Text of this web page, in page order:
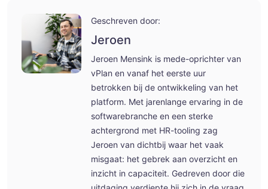
Geschreven door:
Jeroen
Jeroen Mensink is mede-oprichter van
vPlan en vanaf het eerste uur
betrokken bij de ontwikkeling van het
platform. Met jarenlange ervaring in de
softwarebranche en een sterke
achtergrond met HR-tooling zag
Jeroen van dichtbij waar het vaak
misgaat: het gebrek aan overzicht en
inzicht in capaciteit. Gedreven door die